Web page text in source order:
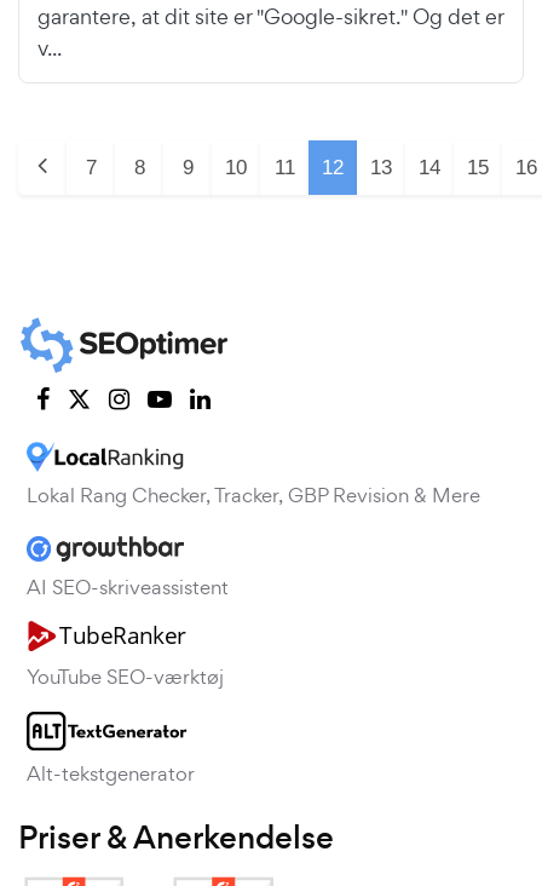
garantere, at dit site er "Google-sikret." Og det er
v...
7 8 9 10 11 12 13 14 15 16
Lokal Rang Checker, Tracker, GBP Revision & Mere
AI SEO-skriveassistent
YouTube SEO-værktøj
Alt-tekstgenerator
Priser & Anerkendelse